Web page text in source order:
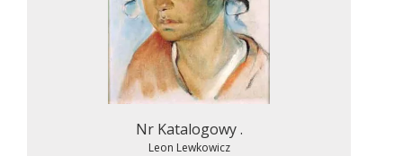
Nr Katalogowy .
Leon Lewkowicz